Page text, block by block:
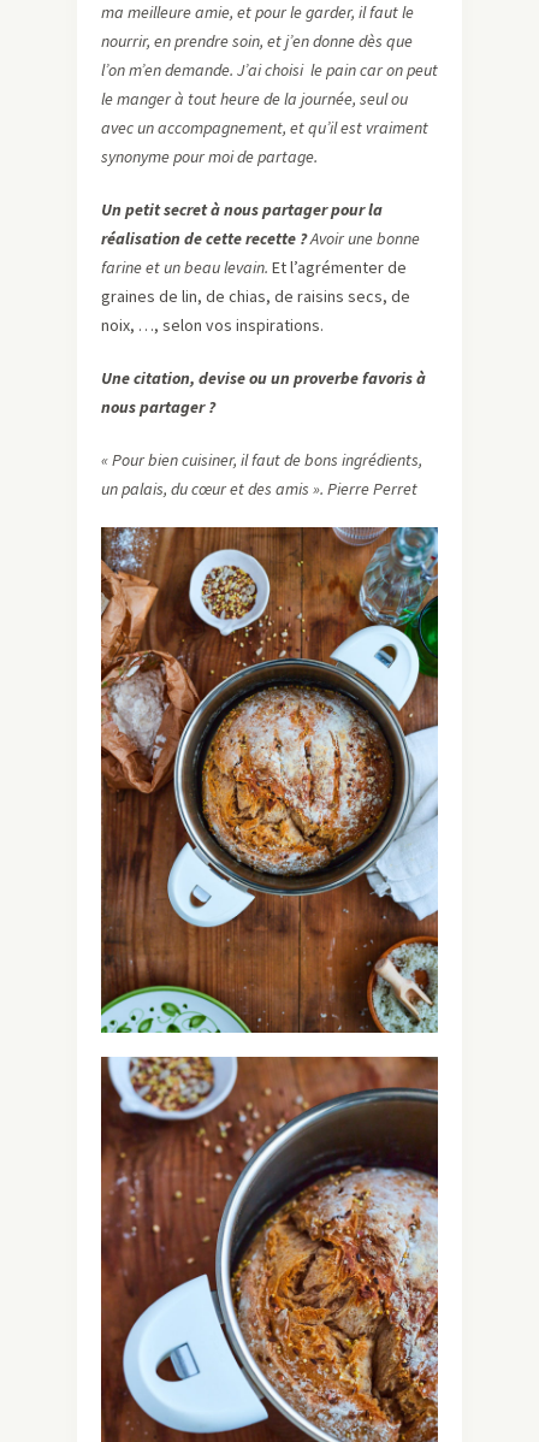
ma meilleure amie, et pour le garder, il faut le
nourrir, en prendre soin, et j’en donne dès que
l’on m’en demande. J’ai choisi le pain car on peut
le manger à tout heure de la journée, seul ou
avec un accompagnement, et qu’il est vraiment
synonyme pour moi de partage.
Un petit secret à nous partager pour la
réalisation de cette recette ?Avoir une bonne
farine et un beau levain. Et l’agrémenter de
graines de lin, de chias, de raisins secs, de
noix, …, selon vos inspirations.
Une citation, devise ou un proverbe favoris à
nous partager ?
« Pour bien cuisiner, il faut de bons ingrédients,
un palais, du cœur et des amis ». Pierre Perret